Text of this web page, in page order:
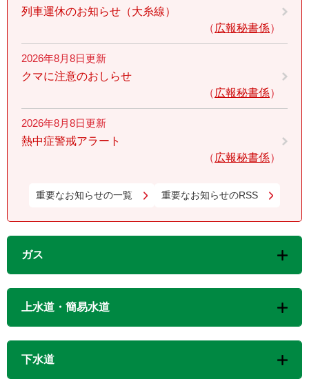
列車運休のお知らせ（大糸線）
広報秘書係
2026年8月8日更新
クマに注意のおしらせ
広報秘書係
2026年8月8日更新
熱中症警戒アラート
広報秘書係
重要なお知らせの一覧 重要なお知らせのRSS
ガス
上水道・簡易水道
下水道